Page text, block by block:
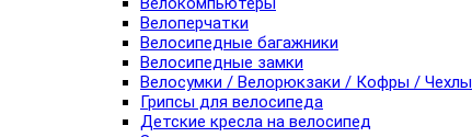
Велоперчатки
Велосипедные багажники
Велосипедные замки
Велосумки / Велорюкзаки / Кофры / Чехлы
Грипсы для велосипеда
Детские кресла на велосипед